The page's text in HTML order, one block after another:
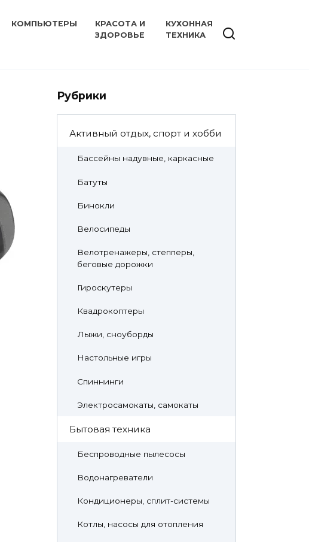
КОМПЬЮТЕРЫ
КРАСОТА И
ЗДОРОВЬЕ
КУХОННАЯ
ТЕХНИКА
Рубрики
Активный отдых, спорт и хобби
Бассейны надувные, каркасные
Батуты
Бинокли
Велосипеды
Велотренажеры, степперы,
беговые дорожки
Гироскутеры
Квадрокоптеры
Лыжи, сноуборды
Настольные игры
Спиннинги
Электросамокаты, самокаты
Бытовая техника
Беспроводные пылесосы
Водонагреватели
Кондиционеры, сплит-системы
Котлы, насосы для отопления